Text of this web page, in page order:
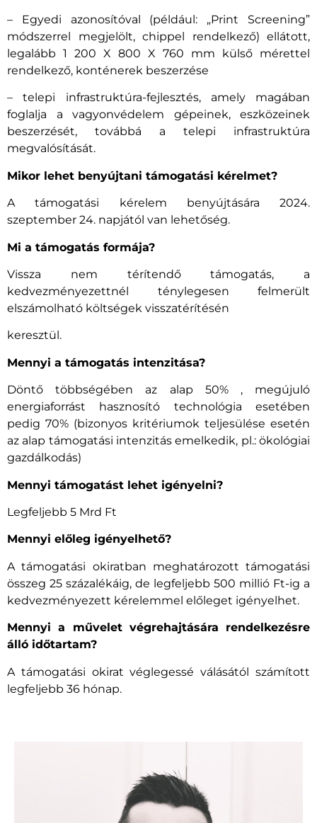
– Egyedi azonosítóval (például: „Print Screening”
módszerrel megjelölt, chippel rendelkező) ellátott,
legalább 1 200 X 800 X 760 mm külső mérettel
rendelkező, konténerek beszerzése
– telepi infrastruktúra-fejlesztés, amely magában
foglalja a vagyonvédelem gépeinek, eszközeinek
beszerzését, továbbá a telepi infrastruktúra
megvalósítását.
Mikor lehet benyújtani támogatási kérelmet?
A támogatási kérelem benyújtására 2024.
szeptember 24. napjától van lehetőség.
Mi a támogatás formája?
Vissza nem térítendő támogatás, a
kedvezményezettnél ténylegesen felmerült
elszámolható költségek visszatérítésén
keresztül.
Mennyi a támogatás intenzitása?
Döntő többségében az alap 50% , megújuló
energiaforrást hasznosító technológia esetében
pedig 70% (bizonyos kritériumok teljesülése esetén
az alap támogatási intenzitás emelkedik, pl.: ökológiai
gazdálkodás)
Mennyi támogatást lehet igényelni?
Legfeljebb 5 Mrd Ft
Mennyi előleg igényelhető?
A támogatási okiratban meghatározott támogatási
összeg 25 százalékáig, de legfeljebb 500 millió Ft-ig a
kedvezményezett kérelemmel előleget igényelhet.
Mennyi a művelet végrehajtására rendelkezésre
álló időtartam?
A támogatási okirat véglegessé válásától számított
legfeljebb 36 hónap.